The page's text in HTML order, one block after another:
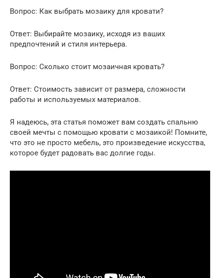
Вопрос: Как выбрать мозаику для кровати?
Ответ: Выбирайте мозаику, исходя из ваших
предпочтений и стиля интерьера.
Вопрос: Сколько стоит мозаичная кровать?
Ответ: Стоимость зависит от размера, сложности
работы и используемых материалов.
Я надеюсь, эта статья поможет вам создать спальню
своей мечты с помощью кровати с мозаикой! Помните,
что это не просто мебель, это произведение искусства,
которое будет радовать вас долгие годы.